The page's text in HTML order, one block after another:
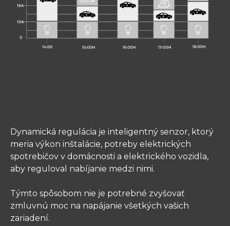
Dynamická regulácia je inteligentný senzor, ktorý
meria výkon inštalácie, potreby elektrických
spotrebičov v domácnosti a elektrického vozidla,
aby reguloval nabíjanie medzi nimi.
Týmto spôsobom nie je potrebné zvyšovať
zmluvnú moc na napájanie všetkých vašich
zariadení.